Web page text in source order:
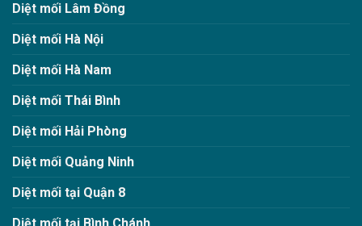
Diệt mối Lâm Đồng
Diệt mối Hà Nội
Diệt mối Hà Nam
Diệt mối Thái Bình
Diệt mối Hải Phòng
Diệt mối Quảng Ninh
Diệt mối tại Quận 8